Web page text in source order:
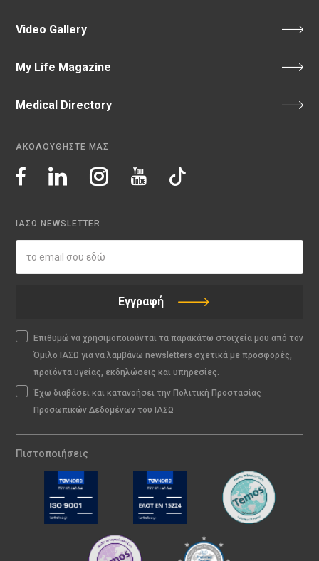
Video Gallery
My Life Magazine
Medical Directory
ΑΚΟΛΟΥΘΗΣΤΕ ΜΑΣ
ΙΑΣΩ NEWSLETTER
Εγγραφή
Επιθυμώ να χρησιμοποιούνται τα παρακάτω στοιχεία μου από τον
Όμιλο ΙΑΣΩ για να λαμβάνω newsletters σχετικά με προσφορές,
προϊόντα υγείας, εκδηλώσεις και υπηρεσίες.
Έχω διαβάσει και κατανοήσει την Πολιτική Προστασίας
Προσωπικών Δεδομένων του ΙΑΣΩ
Πιστοποιήσεις